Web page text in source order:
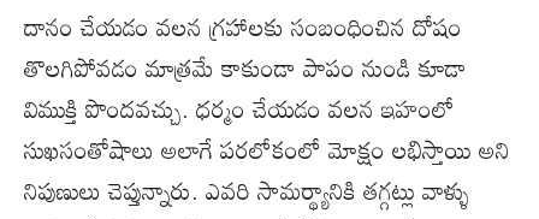
దానం చేయడం వలన గ్రహాలకు సంబంధించిన దోషం
తొలగిపోవడం మాత్రమే కాకుండా పాపం నుండి కూడా
విముక్తి పొందవచ్చు. ధర్మం చేయడం వలన ఇహంలో
సుఖసంతోషాలు అలాగే పరలోకంలో మోక్షం లభిస్తాయి అని
నిపుణులు చెప్తున్నారు. ఎవరి సామర్థ్యానికి తగ్గట్లు వాళ్ళు